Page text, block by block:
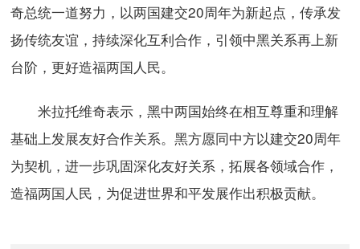
奇总统一道努力，以两国建交20周年为新起点，传承发
扬传统友谊，持续深化互利合作，引领中黑关系再上新
台阶，更好造福两国人民。
米拉托维奇表示，黑中两国始终在相互尊重和理解
基础上发展友好合作关系。黑方愿同中方以建交20周年
为契机，进一步巩固深化友好关系，拓展各领域合作，
造福两国人民，为促进世界和平发展作出积极贡献。